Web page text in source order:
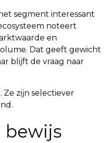
segment interessant
noteert
en
Dat geeft gewicht
blijft de vraag naar
Ze zijn selectiever
bewijs